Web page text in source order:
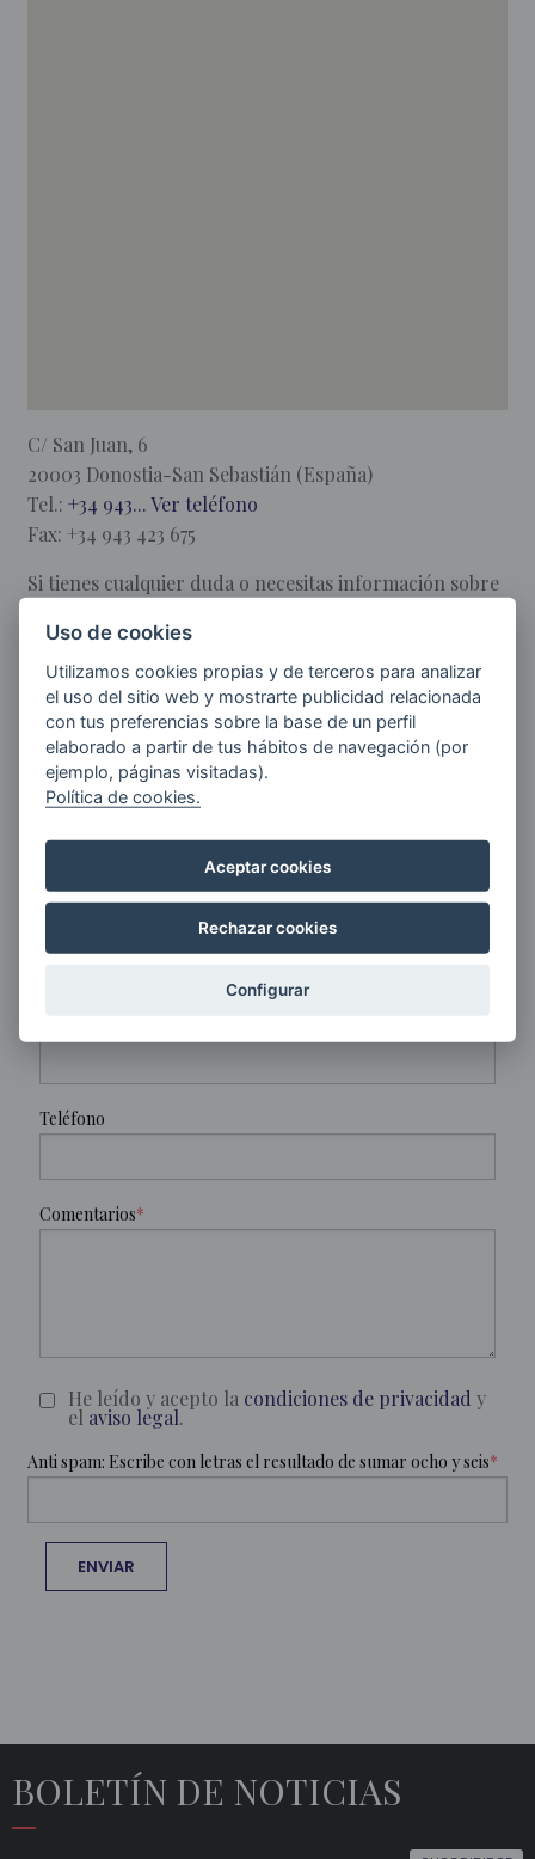
C/ San Juan, 6
20003 Donostia-San Sebastián (España)
Tel.:+34 943... Ver teléfono
Fax: +34 943 423 675
Si tienes cualquier duda o necesitas información sobre
contacto con nosotros. Rellena, por favor, los campos,
y muy pronto nos pondremos en contacto contigo.
A quién va dirigida la consulta
Campos
Teléfono
Comentarios
Claúsulas
He leído y acepto la condiciones de privacidad y
el aviso legal.
Anti spam: Escribe con letras el resultado de sumar ocho y seis
BOLETÍN DE NOTICIAS
Uso de cookies
Utilizamos cookies propias y de terceros para analizar
el uso del sitio web y mostrarte publicidad relacionada
con tus preferencias sobre la base de un perfil
elaborado a partir de tus hábitos de navegación (por
ejemplo, páginas visitadas).
Política de cookies.
Aceptar cookies
Rechazar cookies
Configurar